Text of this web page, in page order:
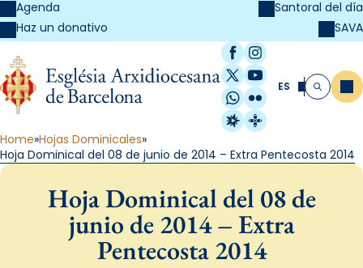
Agenda
Haz un donativo
Santoral del día
SAVA
Facebook
Instagram
X / Twitter
YouTube
WhatsApp
Flickr
Radio Estel
Catalunya
ES Buscar
Home Hojas Dominicales
Hoja Dominical del 08 de junio de 2014 – Extra Pentecosta 2014
Hoja Dominical del 08 de
junio de 2014 – Extra
Pentecosta 2014